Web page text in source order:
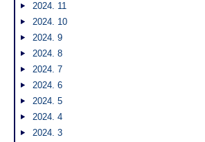
2024. 11
2024. 10
2024. 9
2024. 8
2024. 7
2024. 6
2024. 5
2024. 4
2024. 3